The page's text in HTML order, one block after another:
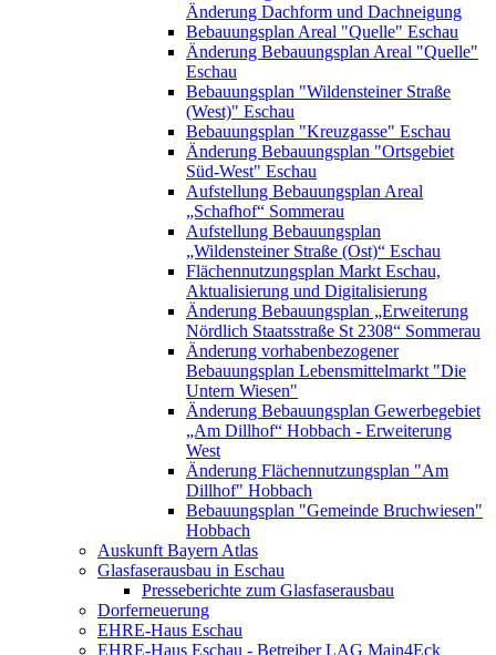
Änderung Dachform und Dachneigung
Bebauungsplan Areal "Quelle" Eschau
Änderung Bebauungsplan Areal "Quelle"
Eschau
Bebauungsplan "Wildensteiner Straße
(West)" Eschau
Bebauungsplan "Kreuzgasse" Eschau
Änderung Bebauungsplan "Ortsgebiet
Süd-West" Eschau
Aufstellung Bebauungsplan Areal
„Schafhof“ Sommerau
Aufstellung Bebauungsplan
„Wildensteiner Straße (Ost)“ Eschau
Flächennutzungsplan Markt Eschau,
Aktualisierung und Digitalisierung
Änderung Bebauungsplan „Erweiterung
Nördlich Staatsstraße St 2308“ Sommerau
Änderung vorhabenbezogener
Bebauungsplan Lebensmittelmarkt "Die
Untern Wiesen"
Änderung Bebauungsplan Gewerbegebiet
„Am Dillhof“ Hobbach - Erweiterung
West
Änderung Flächennutzungsplan "Am
Dillhof" Hobbach
Bebauungsplan "Gemeinde Bruchwiesen"
Hobbach
Auskunft Bayern Atlas
Glasfaserausbau in Eschau
Presseberichte zum Glasfaserausbau
Dorferneuerung
EHRE-Haus Eschau
EHRE-Haus Eschau - Betreiber LAG Main4Eck